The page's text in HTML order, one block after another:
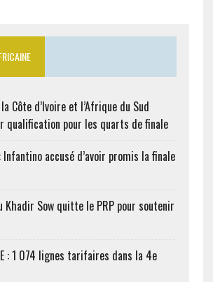
Côte d’Ivoire et l’Afrique du Sud
qualification pour les quarts de finale
accusé d’avoir promis la finale
Khadir Sow quitte le PRP pour soutenir
: 1 074 lignes tarifaires dans la 4e